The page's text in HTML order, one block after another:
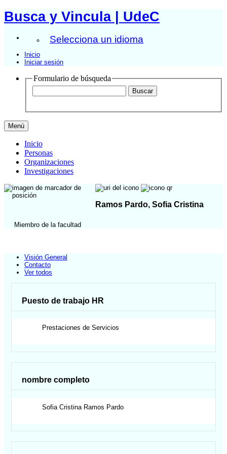
Busca y Vincula | UdeC
Selecciona un idioma
Inicio
Iniciar sesión
Formulario de búsqueda
Menú
Inicio
Personas
Organizaciones
Investigaciones
Ramos Pardo, Sofia Cristina
Miembro de la facultad
Visión General
Contacto
Ver todos
Puesto de trabajo HR
Prestaciones de Servicios
nombre completo
Sofia Cristina Ramos Pardo